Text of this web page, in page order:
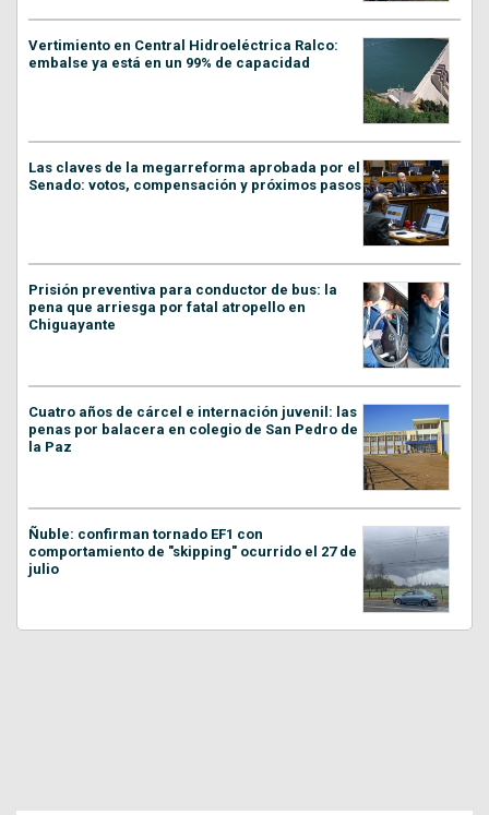
Vertimiento en Central Hidroeléctrica Ralco:
embalse ya está en un 99% de capacidad
Las claves de la megarreforma aprobada por el
Senado: votos, compensación y próximos pasos
Prisión preventiva para conductor de bus: la
pena que arriesga por fatal atropello en
Chiguayante
Cuatro años de cárcel e internación juvenil: las
penas por balacera en colegio de San Pedro de
la Paz
Ñuble: confirman tornado EF1 con
comportamiento de "skipping" ocurrido el 27 de
julio